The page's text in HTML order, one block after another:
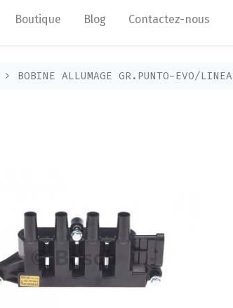
Boutique Blog Contactez-nous
BOBINE ALLUMAGE GR.PUNTO-EVO/LINEA